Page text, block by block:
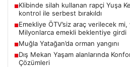
■Klibinde silah kullanan rapçi Yuşa
kontrol ile serbest bırakıldı
■Emekliye ÖTV’siz araç verilecek mi,
Milyonlarca emekli beklentiye girdi
■Muğla Yatağan’da orman yangını
■Dış Mekan Yaşam alanlarında
Çözümleri